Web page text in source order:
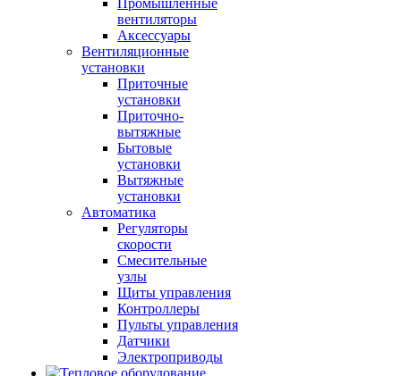
Промышленные
вентиляторы
Аксессуары
Вентиляционные
установки
Приточные
установки
Приточно-
вытяжные
Бытовые
установки
Вытяжные
установки
Автоматика
Регуляторы
скорости
Смесительные
узлы
Щиты управления
Контроллеры
Пульты управления
Датчики
Электроприводы